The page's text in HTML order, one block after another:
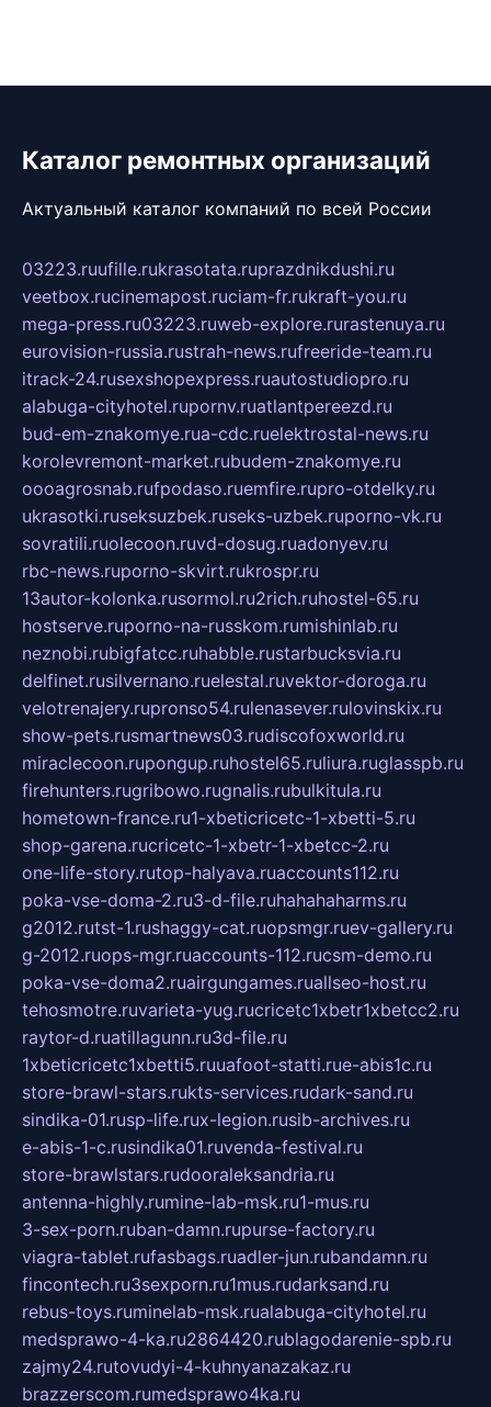
Каталог ремонтных организаций
Актуальный каталог компаний по всей России
03223.ruufille.rukrasotata.ruprazdnikdushi.ru
veetbox.rucinemapost.ruciam-fr.rukraft-you.ru
mega-press.ru03223.ruweb-explore.rurastenuya.ru
eurovision-russia.rustrah-news.rufreeride-team.ru
itrack-24.rusexshopexpress.ruautostudiopro.ru
alabuga-cityhotel.rupornv.ruatlantpereezd.ru
bud-em-znakomye.rua-cdc.ruelektrostal-news.ru
korolevremont-market.rubudem-znakomye.ru
oooagrosnab.rufpodaso.ruemfire.rupro-otdelky.ru
ukrasotki.ruseksuzbek.ruseks-uzbek.ruporno-vk.ru
sovratili.ruolecoon.ruvd-dosug.ruadonyev.ru
rbc-news.ruporno-skvirt.rukrospr.ru
13autor-kolonka.rusormol.ru2rich.ruhostel-65.ru
hostserve.ruporno-na-russkom.rumishinlab.ru
neznobi.rubigfatcc.ruhabble.rustarbucksvia.ru
delfinet.rusilvernano.ruelestal.ruvektor-doroga.ru
velotrenajery.rupronso54.rulenasever.rulovinskix.ru
show-pets.rusmartnews03.rudiscofoxworld.ru
miraclecoon.rupongup.ruhostel65.ruliura.ruglasspb.ru
firehunters.rugribowo.rugnalis.rubulkitula.ru
hometown-france.ru1-xbeticricetc-1-xbetti-5.ru
shop-garena.rucricetc-1-xbetr-1-xbetcc-2.ru
one-life-story.rutop-halyava.ruaccounts112.ru
poka-vse-doma-2.ru3-d-file.ruhahahaharms.ru
g2012.rutst-1.rushaggy-cat.ruopsmgr.ruev-gallery.ru
g-2012.ruops-mgr.ruaccounts-112.rucsm-demo.ru
poka-vse-doma2.ruairgungames.ruallseo-host.ru
tehosmotre.ruvarieta-yug.rucricetc1xbetr1xbetcc2.ru
raytor-d.ruatillagunn.ru3d-file.ru
1xbeticricetc1xbetti5.ruuafoot-statti.rue-abis1c.ru
store-brawl-stars.rukts-services.rudark-sand.ru
sindika-01.rusp-life.rux-legion.rusib-archives.ru
e-abis-1-c.rusindika01.ruvenda-festival.ru
store-brawlstars.rudooraleksandria.ru
antenna-highly.rumine-lab-msk.ru1-mus.ru
3-sex-porn.ruban-damn.rupurse-factory.ru
viagra-tablet.rufasbags.ruadler-jun.rubandamn.ru
fincontech.ru3sexporn.ru1mus.rudarksand.ru
rebus-toys.ruminelab-msk.rualabuga-cityhotel.ru
medsprawo-4-ka.ru2864420.rublagodarenie-spb.ru
zajmy24.rutovudyi-4-kuhnyanazakaz.ru
brazzerscom.rumedsprawo4ka.ru